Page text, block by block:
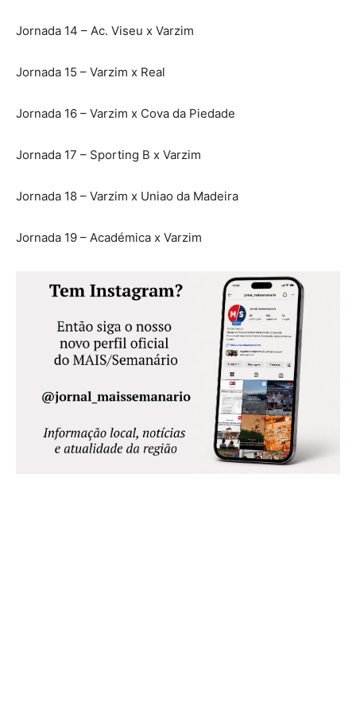
Jornada 14 – Ac. Viseu x Varzim
Jornada 15 – Varzim x Real
Jornada 16 – Varzim x Cova da Piedade
Jornada 17 – Sporting B x Varzim
Jornada 18 – Varzim x Uniao da Madeira
Jornada 19 – Académica x Varzim